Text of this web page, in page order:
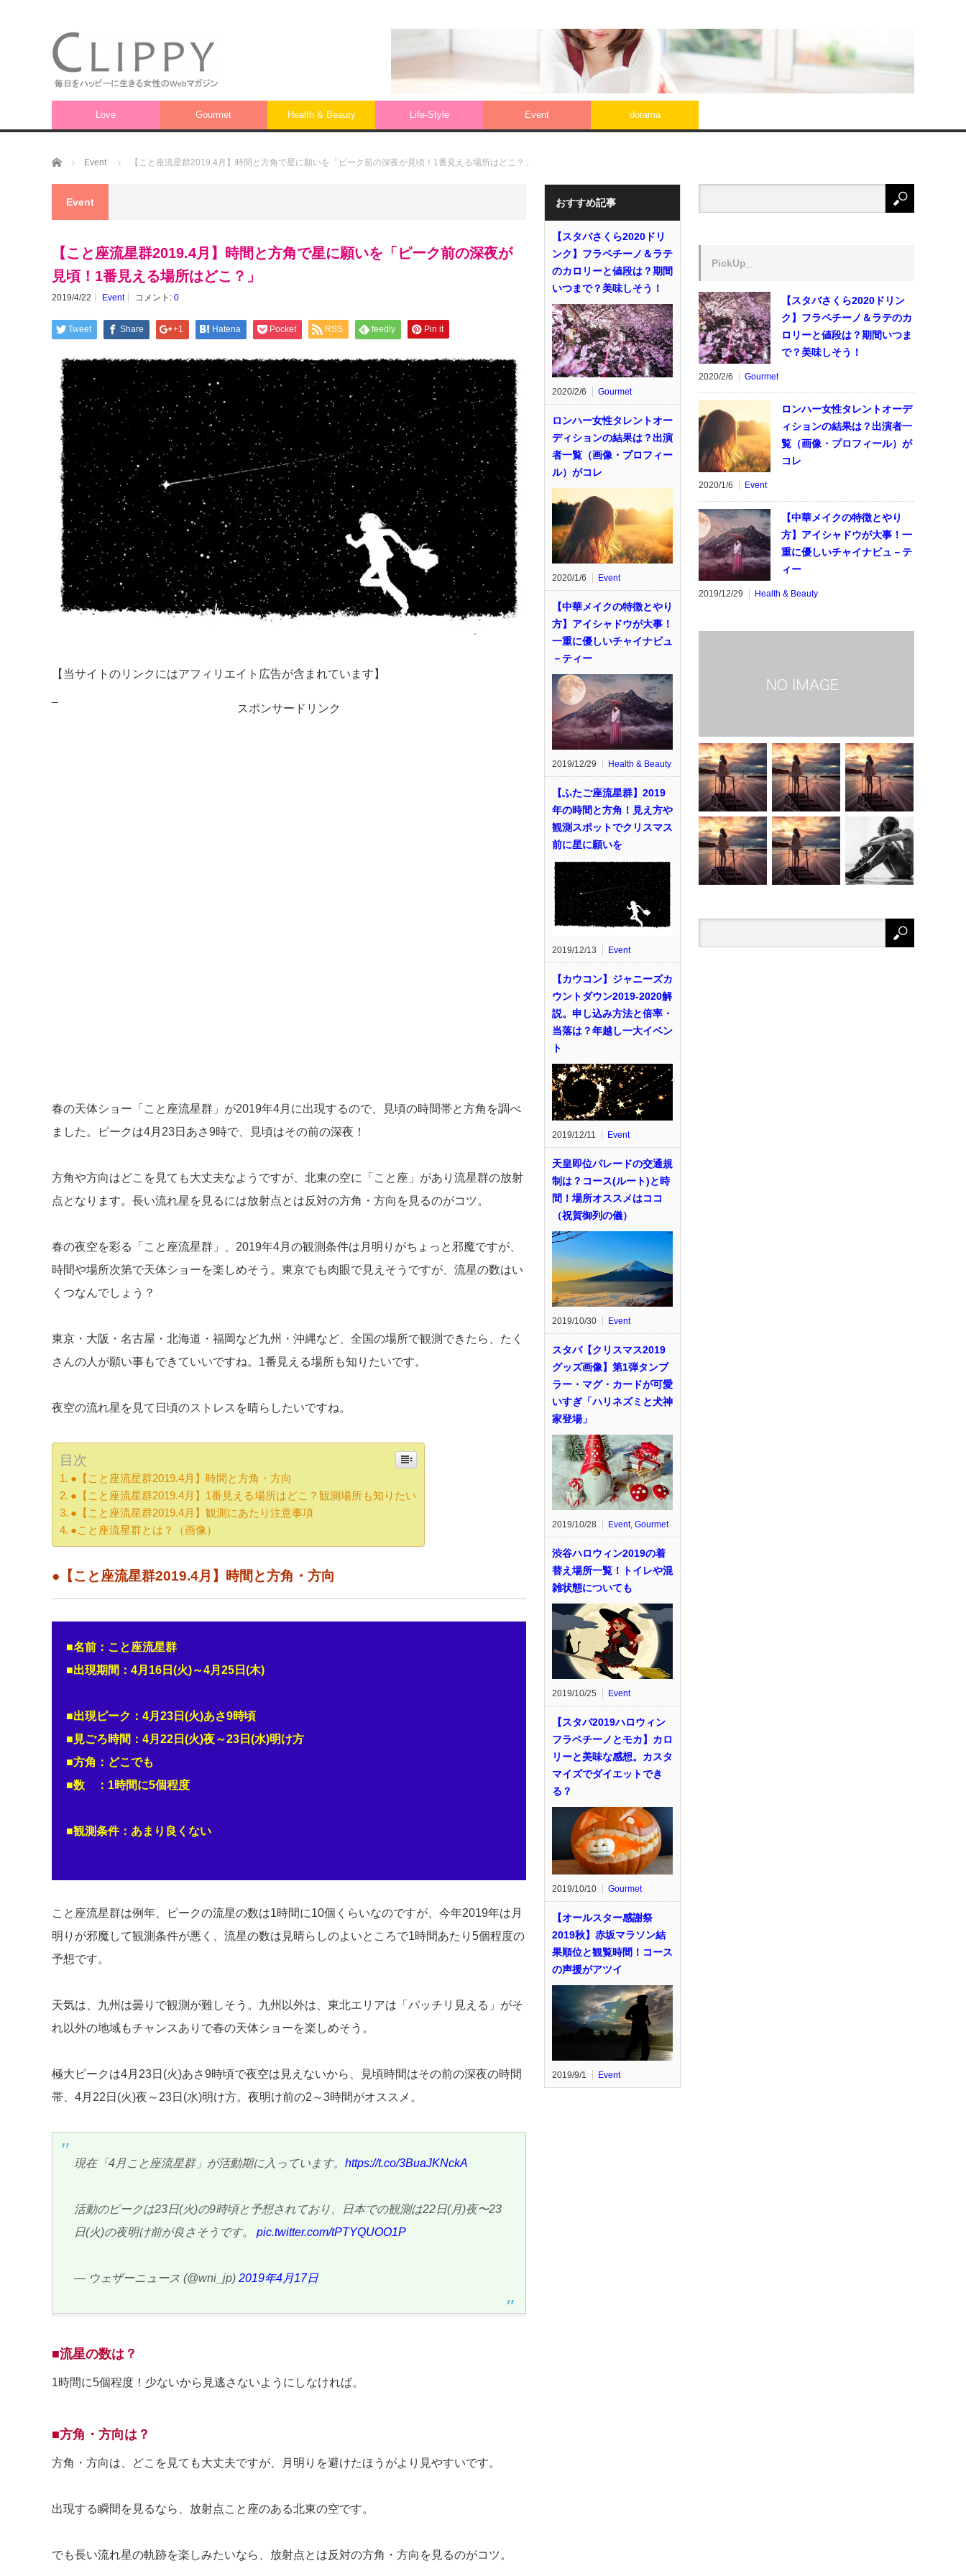
Love Gourmet Health & Beauty Life‐Style Event dorama
ホーム Event 【こと座流星群2019.4月】時間と方角で星に願いを「ピーク前の深夜が見頃！1番見える場所はどこ？」
Event
【こと座流星群2019.4月】時間と方角で星に願いを「ピーク前の深夜が
見頃！1番見える場所はどこ？」
2019/4/22 Event コメント: 0
Tweet Share +1 Hatena Pocket RSS feedly Pin it
【当サイトのリンクにはアフィリエイト広告が含まれています】
スポンサードリンク
春の天体ショー「こと座流星群」が2019年4月に出現するので、見頃の時間帯と方角を調べ
ました。ピークは4月23日あさ9時で、見頃はその前の深夜！
方角や方向はどこを見ても大丈夫なようですが、北東の空に「こと座」があり流星群の放射
点となります。長い流れ星を見るには放射点とは反対の方角・方向を見るのがコツ。
春の夜空を彩る「こと座流星群」、2019年4月の観測条件は月明りがちょっと邪魔ですが、
時間や場所次第で天体ショーを楽しめそう。東京でも肉眼で見えそうですが、流星の数はい
くつなんでしょう？
東京・大阪・名古屋・北海道・福岡など九州・沖縄など、全国の場所で観測できたら、たく
さんの人が願い事もできていいですね。1番見える場所も知りたいです。
夜空の流れ星を見て日頃のストレスを晴らしたいですね。
目次
●【こと座流星群2019.4月】時間と方角・方向
●【こと座流星群2019.4月】1番見える場所はどこ？観測場所も知りたい
●【こと座流星群2019.4月】観測にあたり注意事項
●こと座流星群とは？（画像）
●【こと座流星群2019.4月】時間と方角・方向
■名前：こと座流星群
■出現期間：4月16日(火)～4月25日(木)
■出現ピーク：4月23日(火)あさ9時頃
■見ごろ時間：4月22日(火)夜～23日(水)明け方
■方角：どこでも
■数 ：1時間に5個程度
■観測条件：あまり良くない
こと座流星群は例年、ピークの流星の数は1時間に10個くらいなのですが、今年2019年は月
明りが邪魔して観測条件が悪く、流星の数は見晴らしのよいところで1時間あたり5個程度の
予想です。
天気は、九州は曇りで観測が難しそう。九州以外は、東北エリアは「バッチリ見える」がそ
れ以外の地域もチャンスありで春の天体ショーを楽しめそう。
極大ピークは4月23日(火)あさ9時頃で夜空は見えないから、見頃時間はその前の深夜の時間
帯、4月22日(火)夜～23日(水)明け方。夜明け前の2～3時間がオススメ。
現在「4月こと座流星群」が活動期に入っています。 https://t.co/3BuaJKNckA
活動のピークは23日(火)の9時頃と予想されており、日本での観測は22日(月)夜〜23
日(火)の夜明け前が良さそうです。 pic.twitter.com/tPTYQUOO1P
— ウェザーニュース (@wni_jp) 2019年4月17日
■流星の数は？
1時間に5個程度！少ないから見逃さないようにしなければ。
■方角・方向は？
方角・方向は、どこを見ても大丈夫ですが、月明りを避けたほうがより見やすいです。
出現する瞬間を見るなら、放射点こと座のある北東の空です。
でも長い流れ星の軌跡を楽しみたいなら、放射点とは反対の方角・方向を見るのがコツ。
おすすめ記事
【スタバさくら2020ドリ
ンク】フラペチーノ＆ラテ
のカロリーと値段は？期間
いつまで？美味しそう！
2020/2/6 Gourmet
ロンハー女性タレントオー
ディションの結果は？出演
者一覧（画像・プロフィー
ル）がコレ
2020/1/6 Event
【中華メイクの特徴とやり
方】アイシャドウが大事！
一重に優しいチャイナビュ
－ティー
2019/12/29 Health & Beauty
【ふたご座流星群】2019
年の時間と方角！見え方や
観測スポットでクリスマス
前に星に願いを
2019/12/13 Event
【カウコン】ジャニーズカ
ウントダウン2019-2020解
説。申し込み方法と倍率・
当落は？年越し一大イベン
ト
2019/12/11 Event
天皇即位パレードの交通規
制は？コース(ルート)と時
間！場所オススメはココ
（祝賀御列の儀）
2019/10/30 Event
スタバ【クリスマス2019
グッズ画像】第1弾タンブ
ラー・マグ・カードが可愛
いすぎ「ハリネズミと犬神
家登場」
2019/10/28 Event, Gourmet
渋谷ハロウィン2019の着
替え場所一覧！トイレや混
雑状態についても
2019/10/25 Event
【スタバ2019ハロウィン
フラペチーノとモカ】カロ
リーと美味な感想。カスタ
マイズでダイエットでき
る？
2019/10/10 Gourmet
【オールスター感謝祭
2019秋】赤坂マラソン結
果順位と観覧時間！コース
の声援がアツイ
2019/9/1 Event
PickUp_
【スタバさくら2020ドリン
ク】フラペチーノ＆ラテのカ
ロリーと値段は？期間いつま
で？美味しそう！
2020/2/6 Gourmet
ロンハー女性タレントオーデ
ィションの結果は？出演者一
覧（画像・プロフィール）が
コレ
2020/1/6 Event
【中華メイクの特徴とやり
方】アイシャドウが大事！一
重に優しいチャイナビュ－テ
ィー
2019/12/29 Health & Beauty